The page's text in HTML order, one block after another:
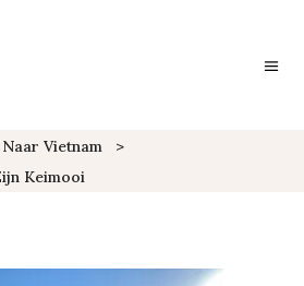
Naar Vietnam
>
Keimooi